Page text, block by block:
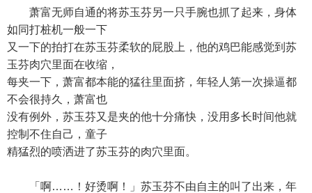
萧富无师自通的将苏玉芬另一只手腕也抓了起来，身体
如同打桩机一般一下
又一下的拍打在苏玉芬柔软的屁股上，他的鸡巴能感觉到苏
玉芬肉穴里面在收缩，
每夹一下，萧富都本能的猛往里面挤，年轻人第一次操逼都
不会很持久，萧富也
没有例外，苏玉芬又是夹的他十分痛快，没用多长时间他就
控制不住自己，童子
精猛烈的喷洒进了苏玉芬的肉穴里面。
「啊……！好烫啊！」苏玉芬不由自主的叫了出来，年